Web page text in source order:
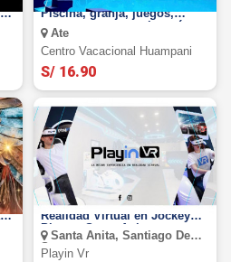
Piscina, granja, juegos,
restaurantes y mucho más
Ate
Centro Vacacional Huampani
S/ 16.90
PLAYIN VR: Simuladores de
Realidad Virtual en Jockey
Plaza y Santa Anita
Santa Anita, Santiago De
Surco
Playin Vr